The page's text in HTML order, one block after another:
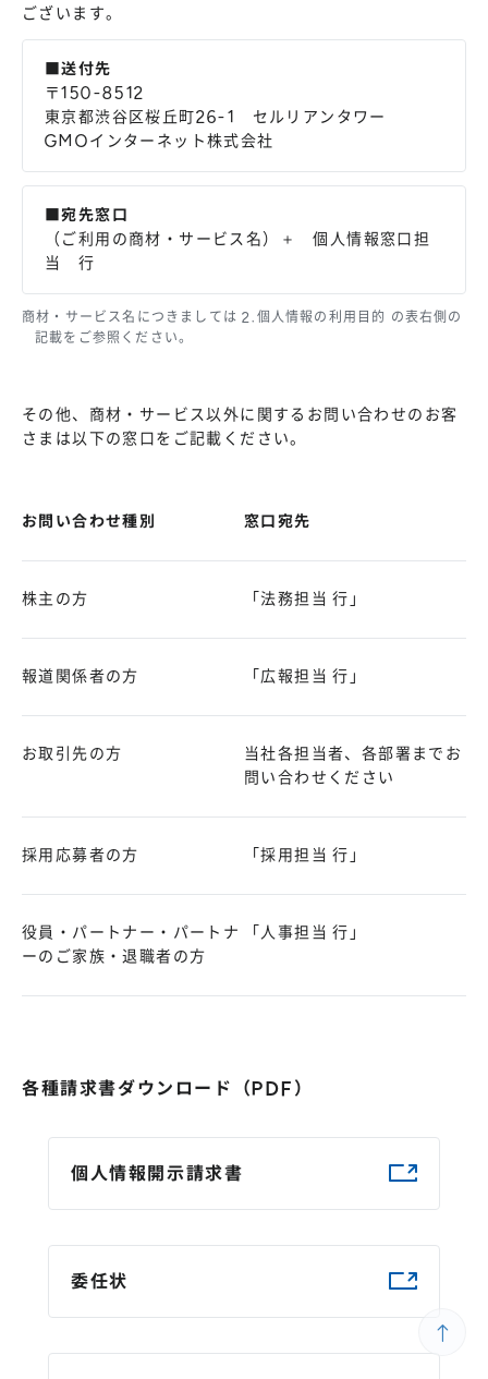
ございます。
■送付先
〒150-8512
東京都渋谷区桜丘町26-1 セルリアンタワー
GMOインターネット株式会社
■宛先窓口
（ご利用の商材・サービス名）＋ 個人情報窓口担
当 行
商材・サービス名につきましては 2.個人情報の利用目的 の表右側の
記載をご参照ください。
その他、商材・サービス以外に関するお問い合わせのお客
さまは以下の窓口をご記載ください。
お問い合わせ種別 窓口宛先
株主の方 「法務担当 行」
報道関係者の方 「広報担当 行」
お取引先の方
当社各担当者、各部署までお
問い合わせください
採用応募者の方 「採用担当 行」
役員・パートナー・パートナ
ーのご家族・退職者の方
「人事担当 行」
各種請求書ダウンロード（PDF）
個人情報開示請求書
委任状